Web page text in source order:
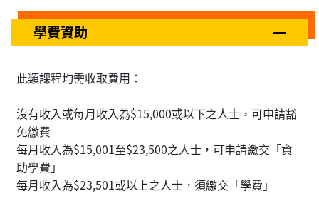
學費資助
此類課程均需收取費用：
沒有收入或每月收入為$15,000或以下之人士，可申請豁
免繳費
每月收入為$15,001至$23,500之人士，可申請繳交「資
助學費」
每月收入為$23,501或以上之人士，須繳交「學費」